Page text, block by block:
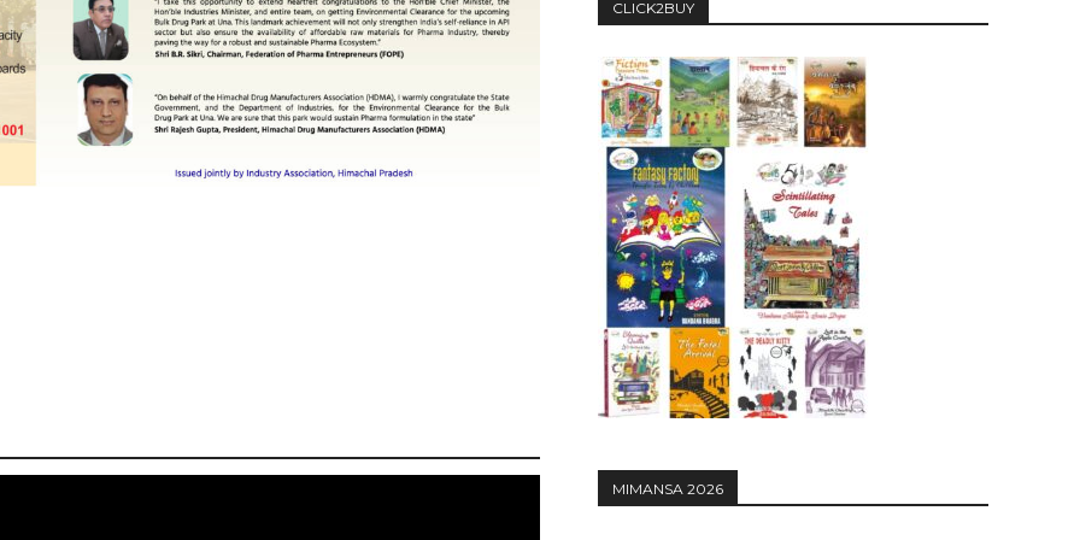
CLICK2BUY
MIMANSA 2026